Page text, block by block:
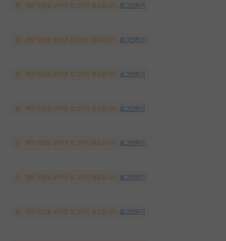
해당 댓글을 보려면 로그인이 필요합니다. 로그인하기
해당 댓글을 보려면 로그인이 필요합니다. 로그인하기
해당 댓글을 보려면 로그인이 필요합니다. 로그인하기
해당 댓글을 보려면 로그인이 필요합니다. 로그인하기
해당 댓글을 보려면 로그인이 필요합니다. 로그인하기
해당 댓글을 보려면 로그인이 필요합니다. 로그인하기
해당 댓글을 보려면 로그인이 필요합니다. 로그인하기